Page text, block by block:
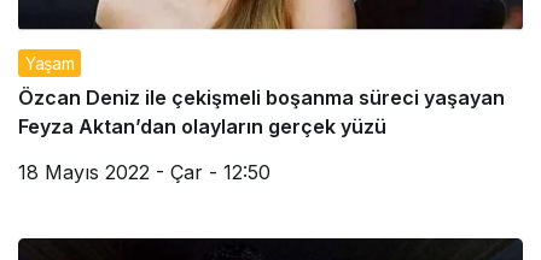
Yaşam
Özcan Deniz ile çekişmeli boşanma süreci yaşayan
Feyza Aktan’dan olayların gerçek yüzü
18 Mayıs 2022 - Çar - 12:50